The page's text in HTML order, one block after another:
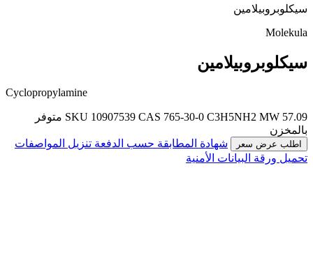
سيكلوبروبيلامين
Molekula
سيكلوبروبيلامين
Cyclopropylamine
SKU 10907539 CAS 765-30-0 C3H5NH2 MW 57.09
متوفر
بالمخزن
اطلب عرض سعر شهادة المطابقة حسب الدفعة تنزيل المواصفات
تحميل ورقة البيانات الأمنية